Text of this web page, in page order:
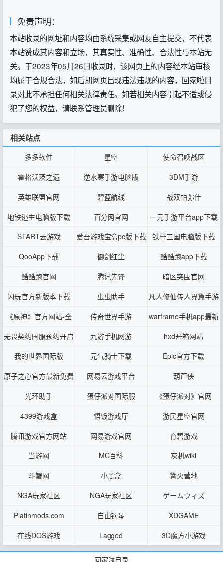
免责声明：
本站收录的网址和内容均由系统采集或网友自主提交，不代表
本站赞成其内容和立场，其真实性、准确性、合法性与本站无
关。于2023年05月26日收录时，该网页上的内容经本站审核
均属于合规合法，如后期网页出现违法违规的内容，回家啦目
录对此不承担任何相关法律责任。如若相关内容引起不适或侵
犯了您的权益，请联系管理员删除！
相关站点
多多软件 星空
使命召唤战区
霍格沃茨之遗
逆水寒手游电脑版
3DM手游
英雄联盟官网
碧蓝航线
战双帕弥什
地铁逃生电脑版下载
百分网官网
一元手游平台app下载
START云游戏
爱吾游戏宝盒pc版下载
铁杆三国电脑版下载
QooApp下载
御剑红尘
酷酷跑app下载
酷酷跑官网
腾讯先锋
暗区突围官网
闪玩官方新版本下载
虫虫助手
凡人修仙传人界篇手游
官网
《原神》官方网站-全
新3.7版本
传奇世界手游
warframe手机app最新
版本
无畏契约国服预约开启 九游手机网游
hxd开箱网站
我的世界国际版
元气骑士下载
Epic官方下载
原子之心官方最新免费
下载
网易云游戏平台
葫芦侠
光环助手
蛋仔派对国际服
《蛋仔派对》官网
4399游戏盒
悟饭游戏厅
游民星空官网
腾讯游戏官方网站
网易游戏官网
育碧游戏
当游网
MC百科
灰机wiki
斗蟹网
小黑盒
篝火营地
NGA玩家社区
NGA玩家社区
ゲームウィズ
Platinmods.com
自由钢琴
XDGAME
在线DOS游戏
Lagged 3D魔方小游戏
回家啦目录